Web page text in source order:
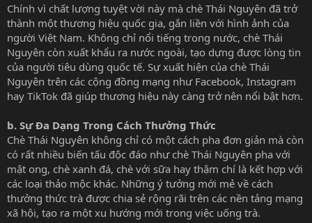
Chính vì chất lượng tuyệt vời này mà chè Thái Nguyên đã trở
thành một thương hiệu quốc gia, gắn liền với hình ảnh của
người Việt Nam. Không chỉ nổi tiếng trong nước, chè Thái
Nguyên còn xuất khẩu ra nước ngoài, tạo dựng được lòng tin
của người tiêu dùng quốc tế. Sự xuất hiện của chè Thái
Nguyên trên các cộng đồng mạng như Facebook, Instagram
hay TikTok đã giúp thương hiệu này càng trở nên nổi bật hơn.
b. Sự Đa Dạng Trong Cách Thưởng Thức
Chè Thái Nguyên không chỉ có một cách pha đơn giản mà còn
có rất nhiều biến tấu độc đáo như chè Thái Nguyên pha với
mật ong, chè xanh đá, chè với sữa hay thậm chí là kết hợp với
các loại thảo mộc khác. Những ý tưởng mới mẻ về cách
thưởng thức trà được chia sẻ rộng rãi trên các nền tảng mạng
xã hội, tạo ra một xu hướng mới trong việc uống trà.